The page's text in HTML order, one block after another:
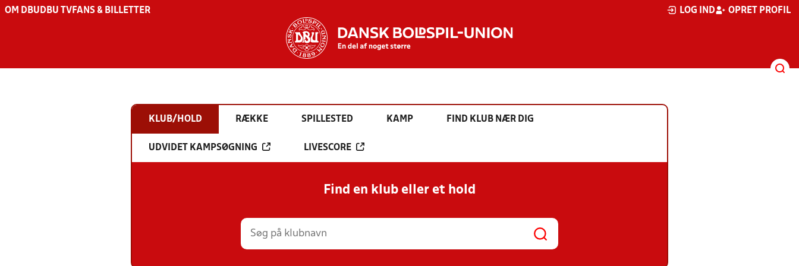
OM DBU DBU TV FANS & BILLETTER LOG IND OPRET PROFIL
KLUB/HOLD RÆKKE SPILLESTED KAMP FIND KLUB NÆR DIG
UDVIDET KAMPSØGNING LIVESCORE
Find en klub eller et hold